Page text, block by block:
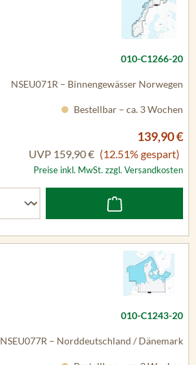
010-C1266-20
NSEU071R – Binnengewässer Norwegen
Bestellbar – ca. 3 Wochen
139,90 €
UVP 159,90 € (12.51% gespart)
Preise inkl. MwSt. zzgl. Versandkosten
010-C1243-20
NSEU077R – Norddeutschland / Dänemark